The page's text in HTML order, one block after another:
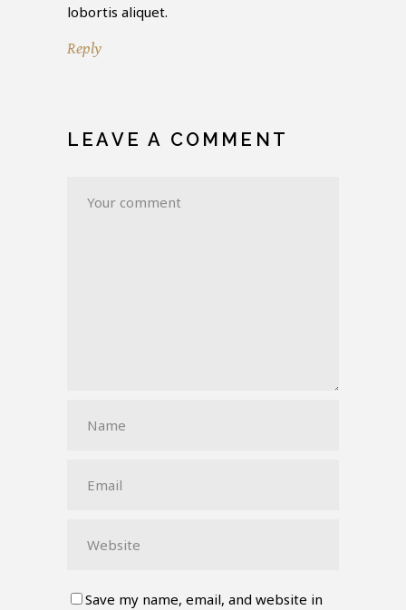
lobortis aliquet.
Reply
LEAVE A COMMENT
Save my name, email, and website in